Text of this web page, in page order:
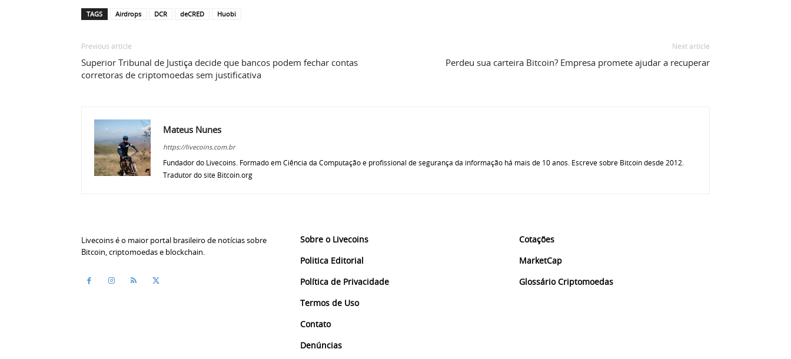
TAGS Airdrops DCR deCRED Huobi
Previous article
Superior Tribunal de Justiça decide que bancos podem fechar contas
corretoras de criptomoedas sem justificativa
Next article
Perdeu sua carteira Bitcoin? Empresa promete ajudar a recuperar
Mateus Nunes
https://livecoins.com.br
Fundador do Livecoins. Formado em Ciência da Computação e profissional de segurança da informação há mais de 10 anos. Escreve sobre Bitcoin desde 2012.
Tradutor do site Bitcoin.org
Livecoins é o maior portal brasileiro de notícias sobre
Bitcoin, criptomoedas e blockchain.
Sobre o Livecoins
Politica Editorial
Política de Privacidade
Termos de Uso
Contato
Denúncias
Cotações
MarketCap
Glossário Criptomoedas